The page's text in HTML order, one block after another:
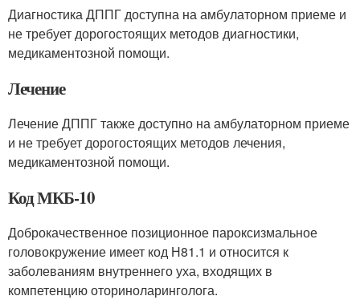
Диагностика ДППГ доступна на амбулаторном приеме и
не требует дорогостоящих методов диагностики,
медикаментозной помощи.
Лечение
Лечение ДППГ также доступно на амбулаторном приеме
и не требует дорогостоящих методов лечения,
медикаментозной помощи.
Код МКБ-10
Доброкачественное позиционное пароксизмальное
головокружение имеет код Н81.1 и относится к
заболеваниям внутреннего уха, входящих в
компетенцию оториноларинголога.